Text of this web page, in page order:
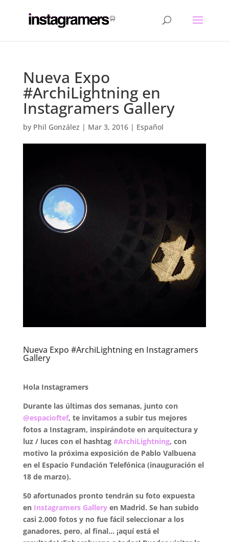
Nueva Expo
#ArchiLightning en
Instagramers Gallery
by Phil González | Mar 3, 2016| Español
Nueva Expo #ArchiLightning en Instagramers
Gallery
Hola Instagramers
Durante las últimas dos semanas, junto con
@espacioftef, te invitamos a subir tus mejores
fotos aInstagram, inspirándote en arquitectura y
luz / luces con el hashtag #ArchiLightning, con
motivo la próxima exposición de Pablo Valbuena
en el Espacio Fundación Telefónica (inauguración el
18 de marzo).
50 afortunados pronto tendrán su foto expuesta
en Instagramers Galleryen Madrid. Se han subido
casi 2.000 fotos y no fue fácil seleccionar a los
ganadores, pero, al final… ¡aquí está el